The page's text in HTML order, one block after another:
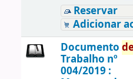
Reservar
Adicionar
Documento
Trabalho nº
004/2019 :